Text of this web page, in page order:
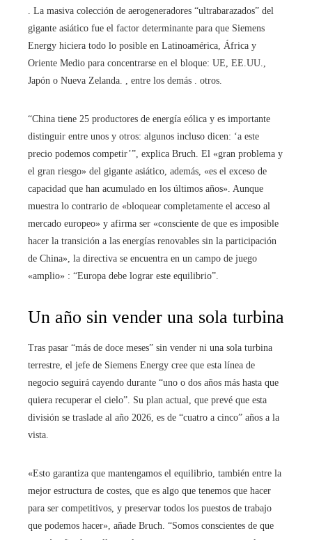
. La masiva colección de aerogeneradores “ultrabarazados” del
gigante asiático fue el factor determinante para que Siemens
Energy hiciera todo lo posible en Latinoamérica, África y
Oriente Medio para concentrarse en el bloque: UE, EE.UU.,
Japón o Nueva Zelanda. , entre los demás . otros.
“China tiene 25 productores de energía eólica y es importante
distinguir entre unos y otros: algunos incluso dicen: ‘a este
precio podemos competir’”, explica Bruch. El «gran problema y
el gran riesgo» del gigante asiático, además, «es el exceso de
capacidad que han acumulado en los últimos años». Aunque
muestra lo contrario de «bloquear completamente el acceso al
mercado europeo» y afirma ser «consciente de que es imposible
hacer la transición a las energías renovables sin la participación
de China», la directiva se encuentra en un campo de juego
«amplio» : “Europa debe lograr este equilibrio”.
Un año sin vender una sola turbina
Tras pasar “más de doce meses” sin vender ni una sola turbina
terrestre, el jefe de Siemens Energy cree que esta línea de
negocio seguirá cayendo durante “uno o dos años más hasta que
quiera recuperar el cielo”. Su plan actual, que prevé que esta
división se traslade al año 2026, es de “cuatro a cinco” años a la
vista.
«Esto garantiza que mantengamos el equilibrio, también entre la
mejor estructura de costes, que es algo que tenemos que hacer
para ser competitivos, y preservar todos los puestos de trabajo
que podemos hacer», añade Bruch. “Somos conscientes de que